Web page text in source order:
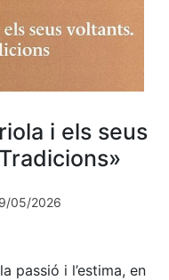
i els seus
05/2026
passió i l’estima, en